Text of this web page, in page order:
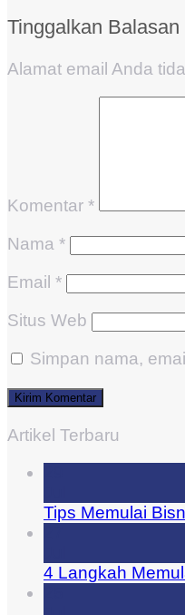
Tinggalkan Balasan
Alamat email Anda
Komentar *
Nama *
Email *
Situs Web
Simpan nama,
Artikel Terbaru
Tips Memulai
4 Langkah